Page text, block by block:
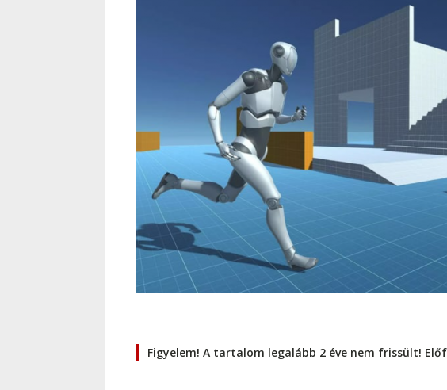
Figyelem! A tartalom legalább 2 éve nem frissült!